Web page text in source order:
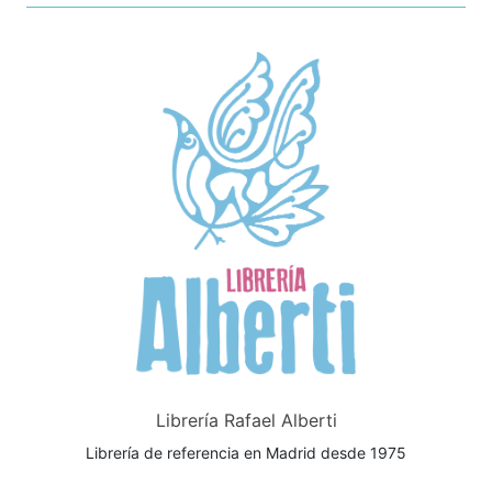
Librería Rafael Alberti
Librería de referencia en Madrid desde 1975